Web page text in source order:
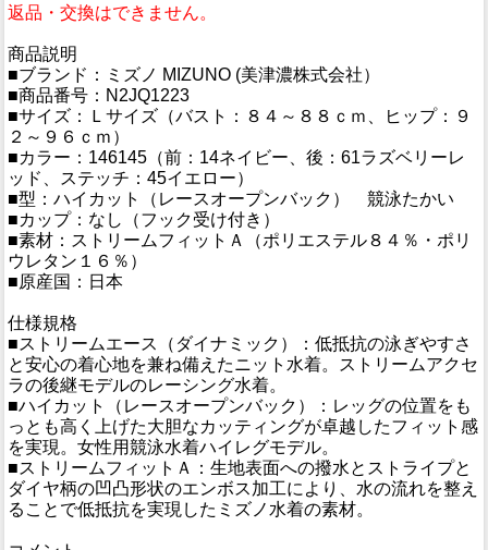
返品・交換はできません。
商品説明
■ブランド：ミズノ MIZUNO (美津濃株式会社）
■商品番号：N2JQ1223
■サイズ：Ｌサイズ（バスト：８４～８８ｃｍ、ヒップ：９
２～９６ｃｍ）
■カラー：146145（前：14ネイビー、後：61ラズベリーレ
ッド、ステッチ：45イエロー）
■型：ハイカット（レースオープンバック） 競泳たかい
■カップ：なし（フック受け付き）
■素材：ストリームフィットＡ（ポリエステル８４％・ポリ
ウレタン１６％）
■原産国：日本
仕様規格
■ストリームエース（ダイナミック）：低抵抗の泳ぎやすさ
と安心の着心地を兼ね備えたニット水着。ストリームアクセ
ラの後継モデルのレーシング水着。
■ハイカット（レースオープンバック）：レッグの位置をも
っとも高く上げた大胆なカッティングが卓越したフィット感
を実現。女性用競泳水着ハイレグモデル。
■ストリームフィットＡ：生地表面への撥水とストライプと
ダイヤ柄の凹凸形状のエンボス加工により、水の流れを整え
ることで低抵抗を実現したミズノ水着の素材。